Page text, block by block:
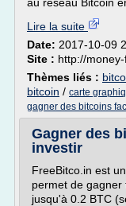
Lire la suite
Date: 2017-10-09
Site : http://
Thèmes liés :
bitcoin / carte
gagner des bitcoins
Gagner des
investir
FreeBitco.in est
permet de
jusqu'à 0.2 BTC